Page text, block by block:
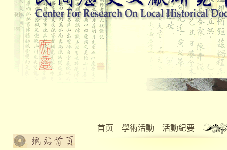
首页 學術活動 活動紀要